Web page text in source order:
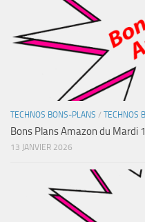
TECHNOS BONS-PLANS / TECHNOS
Bons Plans Amazon du Mardi
13 JANVIER 2026